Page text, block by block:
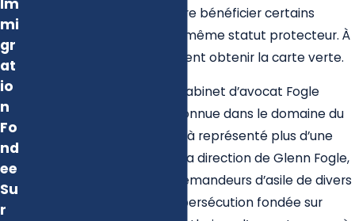
demandeur d’asile peut faire bénéficier certains
membres de sa famille du même statut protecteur. À
terme, ils pourront également obtenir la carte verte.
Depuis trois décennies, le cabinet d’avocat Fogle
propose une expertise reconnue dans le domaine du
droit d’asile. Nous avons déjà représenté plus d’une
centaine de réfugiés. Sous la direction de Glenn Fogle,
notre équipe assiste des demandeurs d’asile de divers
pays et d’horizons divers : persécution fondée sur
Im
mi
gr
at
io
n
Fo
nd
ee
Su
r